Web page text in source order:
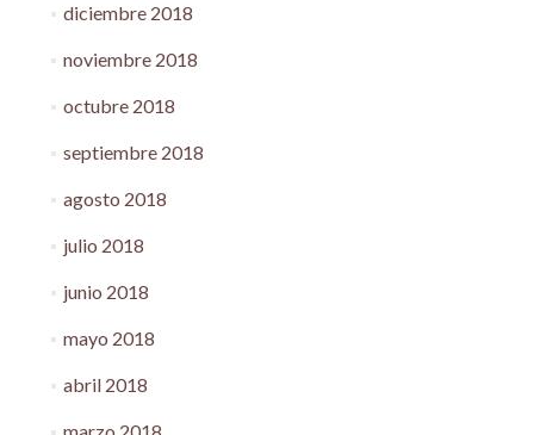
diciembre 2018
noviembre 2018
octubre 2018
septiembre 2018
agosto 2018
julio 2018
junio 2018
mayo 2018
abril 2018